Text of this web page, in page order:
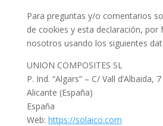
Para preguntas y/o comentarios
de cookies y esta declaración, por
nosotros usando los siguientes
UNION COMPOSITES SL
P. Ind. “Algars” – C/ Vall d’Albaida,
Alicante (España)
España
Web: https://solaico.com